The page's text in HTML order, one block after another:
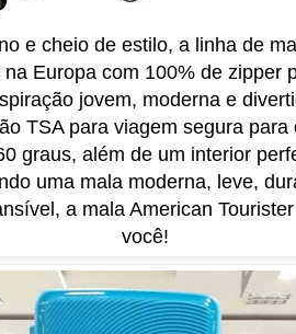
e cheio de estilo, a linha de
Europa com 100% de zipper
jovem, moderna e
TSA para viagem segura
​​graus, além de um interior
uma mala moderna, leve,
a mala American
você!